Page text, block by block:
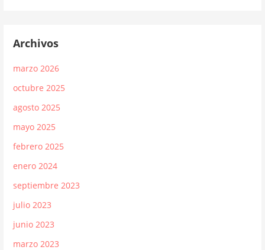
Archivos
marzo 2026
octubre 2025
agosto 2025
mayo 2025
febrero 2025
enero 2024
septiembre 2023
julio 2023
junio 2023
marzo 2023